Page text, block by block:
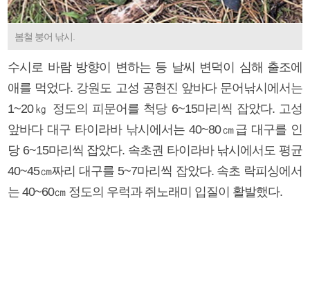
봄철 붕어 낚시.
수시로 바람 방향이 변하는 등 날씨 변덕이 심해 출조에
애를 먹었다. 강원도 고성 공현진 앞바다 문어낚시에서는
1~20㎏ 정도의 피문어를 척당 6~15마리씩 잡았다. 고성
앞바다 대구 타이라바 낚시에서는 40~80㎝급 대구를 인
당 6~15마리씩 잡았다. 속초권 타이라바 낚시에서도 평균
40~45㎝짜리 대구를 5~7마리씩 잡았다. 속초 락피싱에서
는 40~60㎝ 정도의 우럭과 쥐노래미 입질이 활발했다.